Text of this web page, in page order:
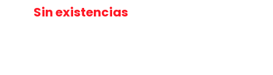
Sin existencias